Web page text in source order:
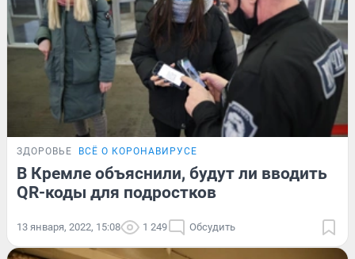
ЗДОРОВЬЕ ВСЁ О КОРОНАВИРУСЕ
В Кремле объяснили, будут ли вводить
QR-коды для подростков
13 января, 2022, 15:08 1 249 Обсудить